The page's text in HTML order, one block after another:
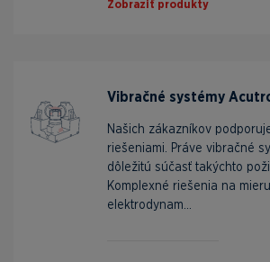
Zobraziť produkty
Vibračné systémy
Našich zákazníkov
riešeniami. Práve vibračné
dôležitú súčasť takýchto
Komplexné riešenia na
elektrodynam...